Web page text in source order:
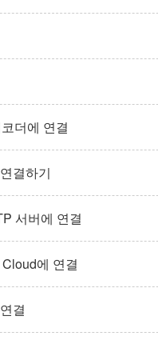
더에 연결
결하기
서버에 연결
에 연결
결